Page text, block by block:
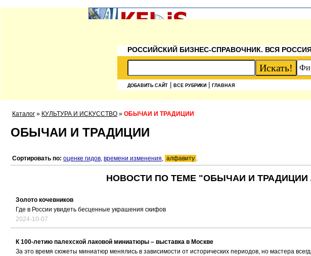
РОССИЙСКИЙ БИЗНЕС-СПРАВОЧНИК. ВСЯ
ДОБАВИТЬ САЙТ ВСЕ РУБРИКИ ГЛАВНАЯ
Каталог » КУЛЬТУРА И ИСКУССТВО » ОБЫЧАИ И ТРАДИЦИИ
ОБЫЧАИ И ТРАДИЦИИ
Сортировать по: оценке гидов, времени изменения, алфавиту .
НОВОСТИ ПО ТЕМЕ "ОБЫЧАИ И ТРАДИЦИИ
Золото кочевников
Где в России увидеть бесценные украшения скифов
2024-10-07
К 100-летию палехской лаковой миниатюры – выставка в Москве
За это время сюжеты миниатюр менялись в зависимости от исторических периодов, но мастера